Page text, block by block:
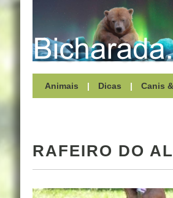
Animais | Dicas | Canis
RAFEIRO DO